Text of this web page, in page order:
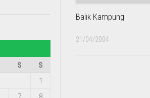
Balik Kampung
21/04/2004
S
S
1